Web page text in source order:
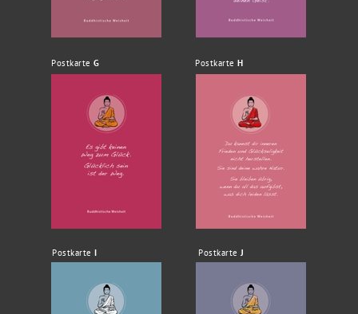
Postkarte G Postkarte H
Postkarte I Postkarte J